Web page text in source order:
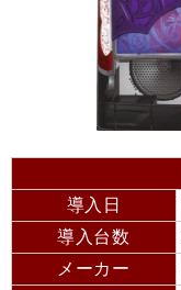
導入日
導入台数
メーカー